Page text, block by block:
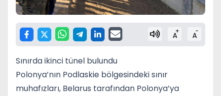
A+ A-
Sınırda ikinci tünel bulundu
Polonya’nın Podlaskie bölgesindeki sınır
muhafızları, Belarus tarafından Polonya’ya